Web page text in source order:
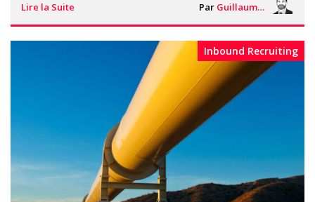
Lire la Suite Par Guillaume Vigneron
Inbound Recruiting